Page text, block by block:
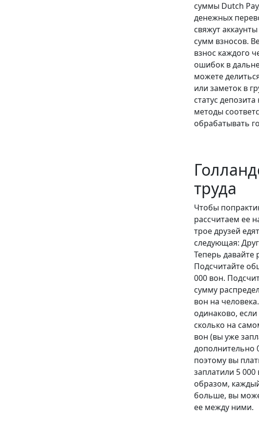
суммы Dutch
денежных
свяжут
сумм взносов.
взнос каждого
ошибок в
можете
или заметок в
статус
методы
обрабатывать
труда
Чтобы
рассчитаем ее
трое друзей
следующая:
Теперь давайте
Подсчитайте
000 вон.
сумму
вон на
одинаково,
сколько на
вон (вы уже
дополнительно
поэтому вы
заплатили 5
образом,
больше, вы
ее между ними.